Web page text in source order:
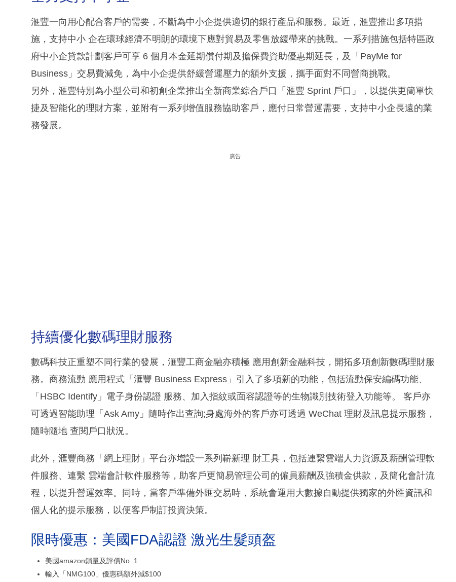
滙豐一向用心配合客戶的需要，不斷為中小企提供適切的銀行產品和服務。最近，滙豐推出多項措
施，支持中小 企在環球經濟不明朗的環境下應對貿易及零售放緩帶來的挑戰。一系列措施包括特區政
府中小企貸款計劃客戶可享 6 個月本金延期償付期及擔保費資助優惠期延長，及「PayMe for
Business」交易費減免，為中小企提供舒緩營運壓力的額外支援，攜手面對不同營商挑戰。
另外，滙豐特別為小型公司和初創企業推出全新商業綜合戶口「滙豐 Sprint 戶口」，以提供更簡單快
捷及智能化的理財方案，並附有一系列增值服務協助客戶，應付日常營運需要，支持中小企長遠的業
務發展。
廣告
持續優化數碼理財服務
數碼科技正重塑不同行業的發展，滙豐工商金融亦積極 應用創新金融科技，開拓多項創新數碼理財服
務。商務流動 應用程式「滙豐 Business Express」引入了多項新的功能，包括流動保安編碼功能、
「HSBC Identify」電子身份認證 服務、加入指紋或面容認證等的生物識別技術登入功能等。 客戶亦
可透過智能助理「Ask Amy」隨時作出查詢;身處海外的客戶亦可透過 WeChat 理財及訊息提示服務，
隨時隨地 查閱戶口狀況。
此外，滙豐商務「網上理財」平台亦增設一系列嶄新理 財工具，包括連繫雲端人力資源及薪酬管理軟
件服務、連繫 雲端會計軟件服務等，助客戶更簡易管理公司的僱員薪酬及強積金供款，及簡化會計流
程，以提升營運效率。同時，當客戶準備外匯交易時，系統會運用大數據自動提供獨家的外匯資訊和
個人化的提示服務，以便客戶制訂投資決策。
限時優惠：美國FDA認證 激光生髮頭盔
美國amazon鎖量及評價No. 1
輸入「NMG100」優惠碼額外減$100